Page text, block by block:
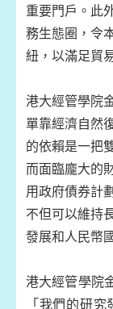
重要門戶。此
務生態圈，令
紐，以滿足貿
港大經管學院
單靠經濟自然
的依賴是一把
而面臨龐大的
用政府債券計
不但可以維持
發展和人民幣
港大經管學院
「我們的研